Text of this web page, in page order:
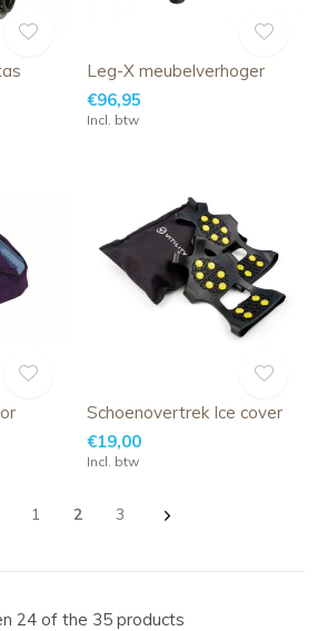
Leg-X meubelverhoger
€96,95
Incl. btw
Schoenovertrek Ice cover
€19,00
Incl. btw
1 2 3
24 of the 35 products